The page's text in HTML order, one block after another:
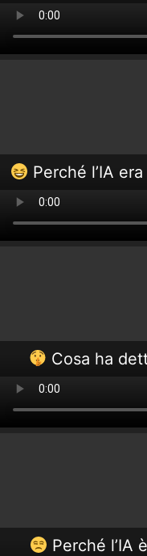
Perché l’IA
Cosa ha
Perché l’IA